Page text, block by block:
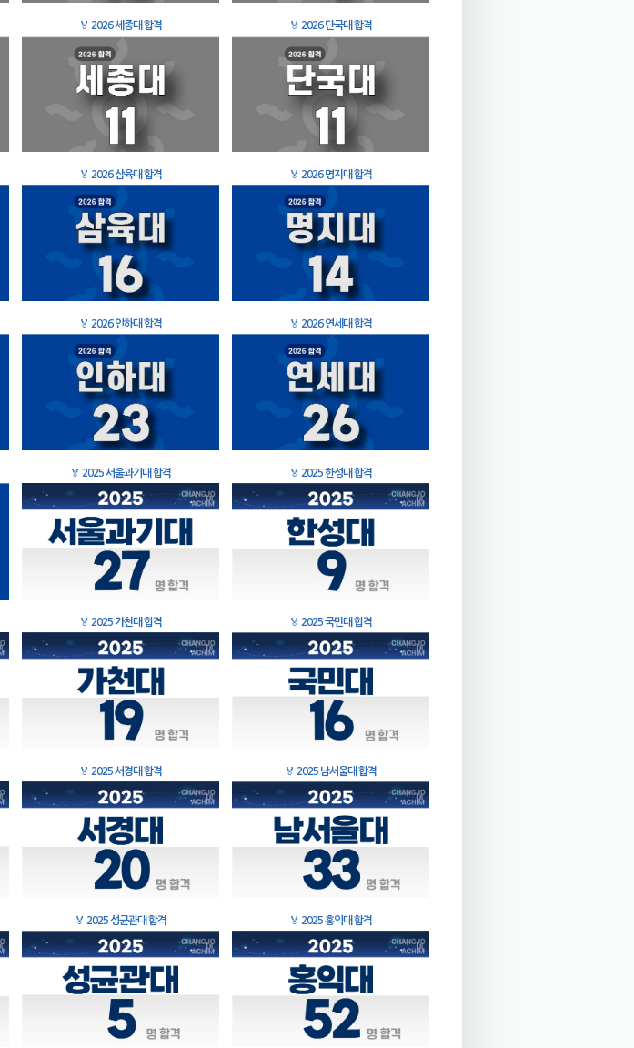
🏅 2026 세종대 합격 🏅 2026 단국대 합격
🏅 2026 삼육대 합격 🏅 2026 명지대 합격
🏅 2026 인하대 합격 🏅 2026 연세대 합격
🏅 2025 서울과기대 합격 🏅 2025 한성대 합격
🏅 2025 가천대 합격 🏅 2025 국민대 합격
🏅 2025 서경대 합격 🏅 2025 남서울대 합격
🏅 2025 성균관대 합격 🏅 2025 홍익대 합격